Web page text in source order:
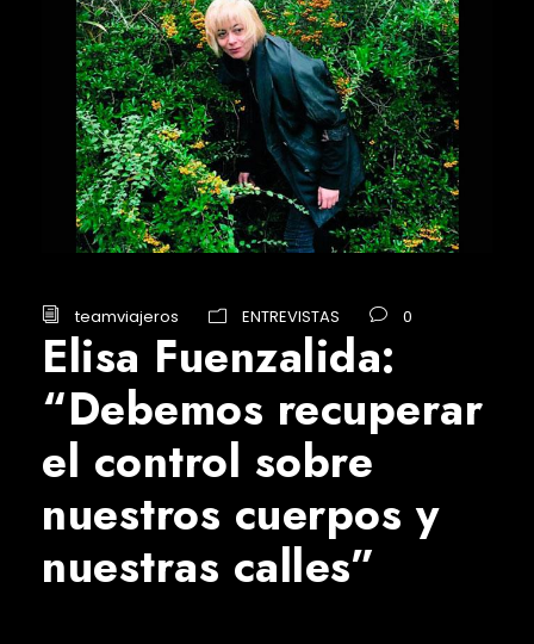
teamviajeros ENTREVISTAS 0
Elisa Fuenzalida:
“Debemos recuperar
el control sobre
nuestros cuerpos y
nuestras calles”